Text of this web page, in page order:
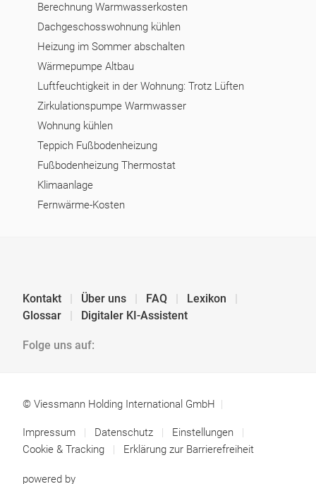
Berechnung Warmwasserkosten
Dachgeschosswohnung kühlen
Heizung im Sommer abschalten
Wärmepumpe Altbau
Luftfeuchtigkeit in der Wohnung: Trotz Lüften
Zirkulationspumpe Warmwasser
Wohnung kühlen
Teppich Fußbodenheizung
Fußbodenheizung Thermostat
Klimaanlage
Fernwärme-Kosten
Kontakt Über uns FAQ
Lexikon
Glossar
Digitaler KI-Assistent
Folge uns auf:
© Viessmann Holding International GmbH
Impressum Datenschutz
Einstellungen
Cookie & Tracking
Erklärung zur Barrierefreiheit
powered by